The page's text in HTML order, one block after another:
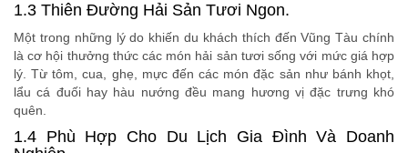
1.3 Thiên Đường Hải Sản Tươi Ngon.
Một trong những lý do khiến du khách thích đến Vũng Tàu chính
là cơ hội thưởng thức các món hải sản tươi sống với mức giá hợp
lý. Từ tôm, cua, ghẹ, mực đến các món đặc sản như bánh khọt,
lẩu cá đuối hay hàu nướng đều mang hương vị đặc trưng khó
quên.
1.4 Phù Hợp Cho Du Lịch Gia Đình Và Doanh